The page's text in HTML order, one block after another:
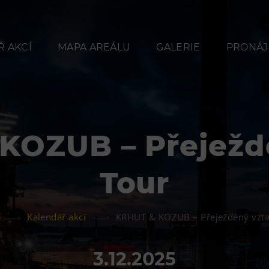
AKCÍ MAPA AREÁLU GALERIE
–
Tour
Kalendář akcí KRHUT & KOZUB – Přeježděný
3.12.2025
Občerstvení
Bolt Café
Kavárna Velký Svět
techniky
L’Osteria
PECKA DOV
Vila